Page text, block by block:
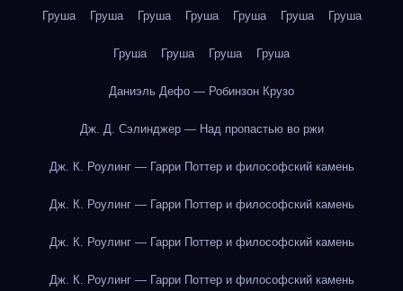
Груша Груша Груша Груша Груша Груша Груша
Груша Груша Груша Груша
Даниэль Дефо — Робинзон Крузо
Дж. Д. Сэлинджер — Над пропастью во ржи
Дж. К. Роулинг — Гарри Поттер и философский камень
Дж. К. Роулинг — Гарри Поттер и философский камень
Дж. К. Роулинг — Гарри Поттер и философский камень
Дж. К. Роулинг — Гарри Поттер и философский камень